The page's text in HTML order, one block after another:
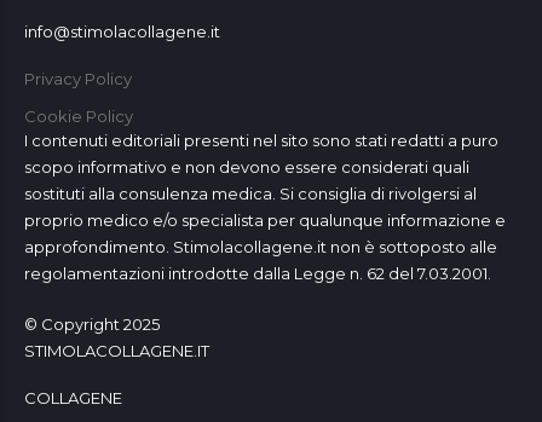
info@stimolacollagene.it
Privacy Policy
Cookie Policy
I contenuti editoriali presenti nel sito sono stati redatti a puro
scopo informativo e non devono essere considerati quali
sostituti alla consulenza medica. Si consiglia di rivolgersi al
proprio medico e/o specialista per qualunque informazione e
approfondimento. Stimolacollagene.it non è sottoposto alle
regolamentazioni introdotte dalla Legge n. 62 del 7.03.2001.
© Copyright 2025
STIMOLACOLLAGENE.IT
COLLAGENE